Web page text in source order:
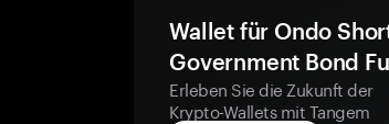
Wallet für Ondo
Government Bond
Erleben Sie die Zukunft der
Krypto-Wallets mit Tangem